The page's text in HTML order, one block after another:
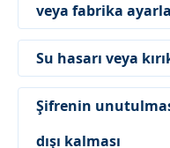
veya fabrika
Su hasarı veya
Şifrenin
dışı kalması